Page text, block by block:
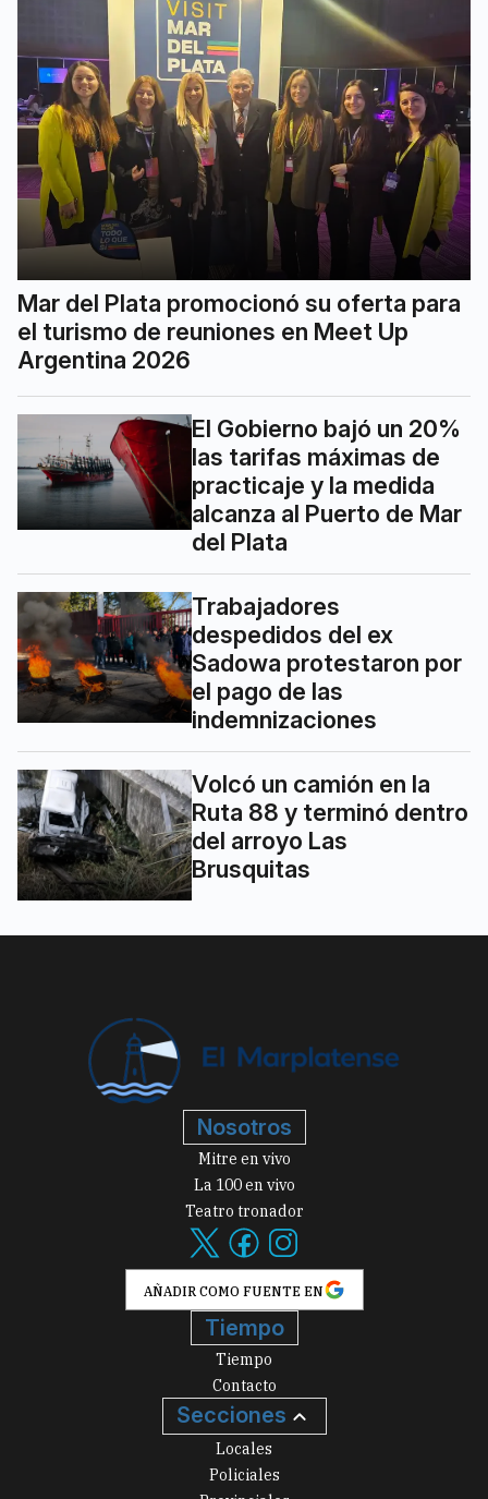
Mar del Plata promocionó su oferta para
el turismo de reuniones en Meet Up
Argentina 2026
El Gobierno bajó un 20%
las tarifas máximas de
practicaje y la medida
alcanza al Puerto de Mar
del Plata
Trabajadores
despedidos del ex
Sadowa protestaron por
el pago de las
indemnizaciones
Volcó un camión en la
Ruta 88 y terminó dentro
del arroyo Las
Brusquitas
Nosotros
Mitre en vivo
La 100 en vivo
Teatro tronador
AÑADIR COMO FUENTE EN
Tiempo
Tiempo
Contacto
Secciones
Locales
Policiales